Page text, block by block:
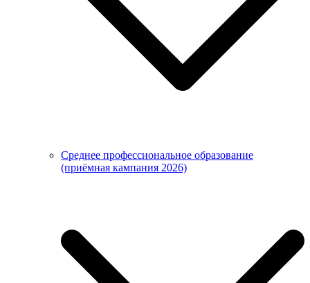
Среднее профессиональное образование
(приёмная кампания 2026)